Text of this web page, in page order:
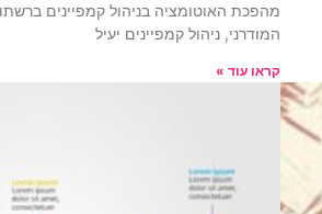
מהפכת האוטומציה בניהול קמפיינים
המודרני, ניהול קמפיינים יעיל
קראו עוד »